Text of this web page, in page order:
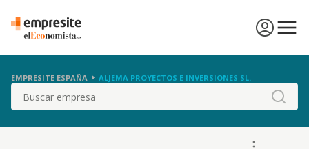
EMPRESITE ESPAÑA ALJEMA PROYECTOS E INVERSIONES SL.
Buscar